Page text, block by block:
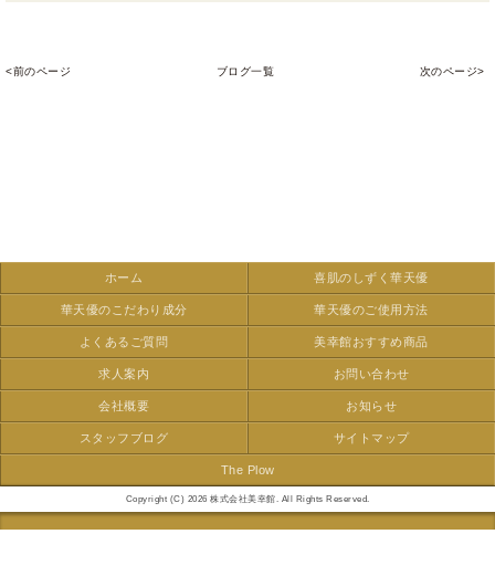
<前のページ ブログ一覧 次のページ>
ホーム 喜肌のしずく華天優
華天優のこだわり成分 華天優のご使用方法
よくあるご質問 美幸館おすすめ商品
求人案内 お問い合わせ
会社概要 お知らせ
スタッフブログ サイトマップ
The Plow
Copyright (C) 2026 株式会社美幸館. All Rights Reserved.